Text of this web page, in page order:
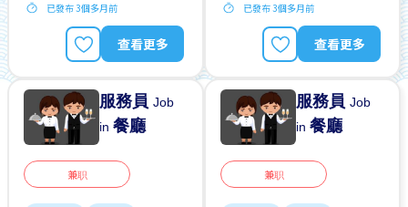
已發布 3個多月前
查看更多
已發布 3個多月前
查看更多
服務員Job
in餐廳
兼职
服務員Job
in餐廳
兼职